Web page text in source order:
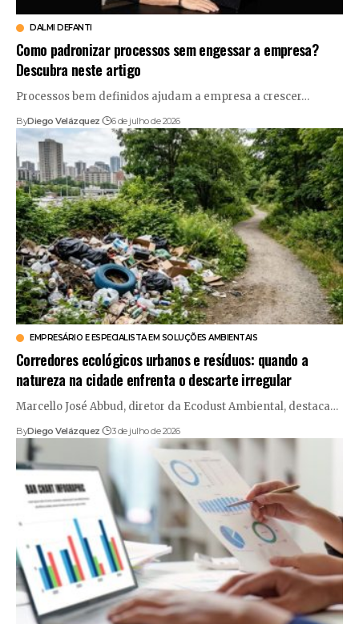
DALMI DEFANTI
Como padronizar processos sem engessar a empresa?
Descubra neste artigo
Processos bem definidos ajudam a empresa a crescer…
ByDiego Velázquez 6 de julho de 2026
EMPRESÁRIO E ESPECIALISTA EM SOLUÇÕES AMBIENTAIS
Corredores ecológicos urbanos e resíduos: quando a
natureza na cidade enfrenta o descarte irregular
Marcello José Abbud, diretor da Ecodust Ambiental, destaca…
ByDiego Velázquez 3 de julho de 2026